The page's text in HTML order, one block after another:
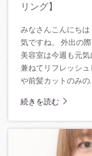
リング】
みなさんこんにち
気ですね。 外出の
美容室は今週も元
兼ねてリフレッシ
や前髪カットのみ
続きを読む